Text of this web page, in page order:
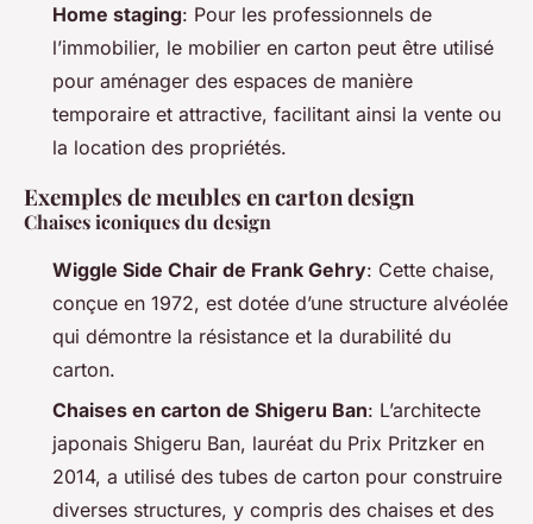
Home staging: Pour les professionnels de
l’immobilier, le mobilier en carton peut être utilisé
pour aménager des espaces de manière
temporaire et attractive, facilitant ainsi la vente ou
la location des propriétés.
Exemples de meubles en carton design
Chaises iconiques du design
Wiggle Side Chair de Frank Gehry: Cette chaise,
conçue en 1972, est dotée d’une structure alvéolée
qui démontre la résistance et la durabilité du
carton.
Chaises en carton de Shigeru Ban: L’architecte
japonais Shigeru Ban, lauréat du Prix Pritzker en
2014, a utilisé des tubes de carton pour construire
diverses structures, y compris des chaises et des